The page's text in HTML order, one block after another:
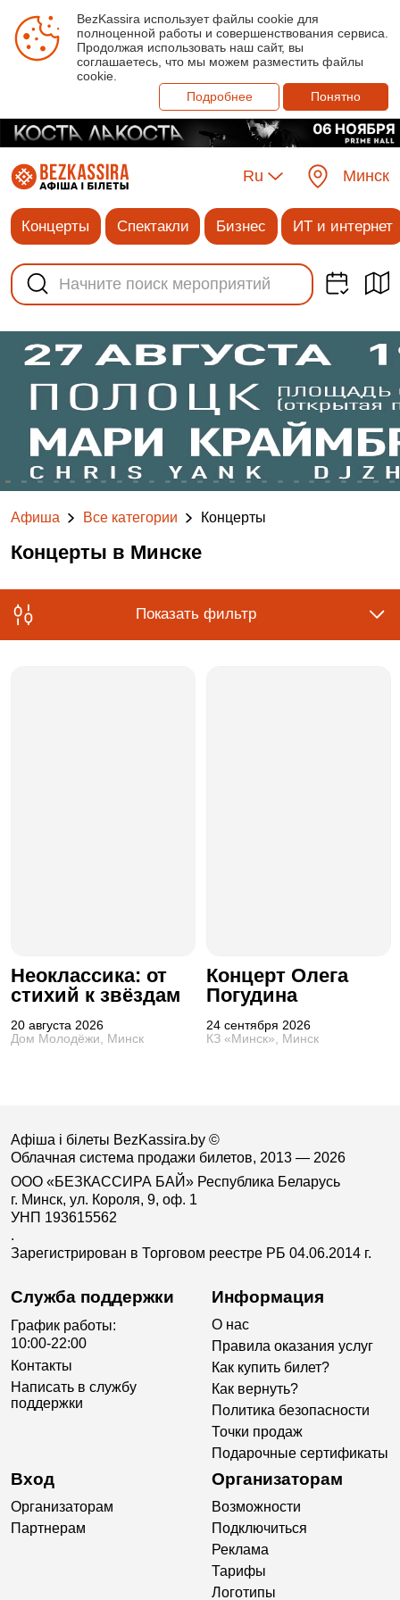
BezKassira использует файлы cookie для
полноценной работы и совершенствования сервиса.
Продолжая использовать наш сайт, вы
соглашаетесь, что мы можем разместить файлы
cookie.
Подробнее
Понятно
Ru Минск
Концерты Спектакли Бизнес ИТ и интернет
Афиша Все категории Концерты
Концерты в Минске
Показать фильтр
Неоклассика: от
стихий к звёздам
20 августа 2026
Дом Молодёжи, Минск
Концерт Олега
Погудина
24 сентября 2026
КЗ «Минск», Минск
Афіша і білеты BezKassira.by ©
Облачная система продажи билетов, 2013 — 2026
ООО «БЕЗКАССИРА БАЙ» Республика Беларусь
г. Минск, ул. Короля, 9, оф. 1
УНП 193615562
.
Зарегистрирован в Торговом реестре РБ 04.06.2014 г.
Служба поддержки
График работы:
10:00-22:00
Контакты
Написать в службу
поддержки
Информация
О нас
Правила оказания услуг
Как купить билет?
Как вернуть?
Политика безопасности
Точки продаж
Подарочные сертификаты
Вход
Организаторам
Партнерам
Организаторам
Возможности
Подключиться
Реклама
Тарифы
Логотипы